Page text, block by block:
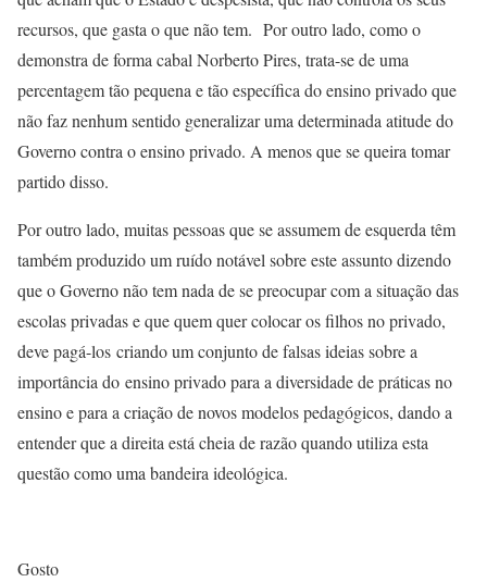
recursos, que gasta o que não tem. Por outro lado, como o
demonstra de forma cabal Norberto Pires, trata-se de uma
percentagem tão pequena e tão específica do ensino privado que
não faz nenhum sentido generalizar uma determinada atitude do
Governo contra o ensino privado. A menos que se queira tomar
partido disso.
Por outro lado, muitas pessoas que se assumem de esquerda têm
também produzido um ruído notável sobre este assunto dizendo
que o Governo não tem nada de se preocupar com a situação das
escolas privadas e que quem quer colocar os filhos no privado,
deve pagá-los criando um conjunto de falsas ideias sobre a
importância do ensino privado para a diversidade de práticas no
ensino e para a criação de novos modelos pedagógicos, dando a
entender que a direita está cheia de razão quando utiliza esta
questão como uma bandeira ideológica.
Gosto